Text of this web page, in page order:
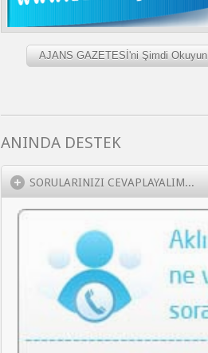
AJANS GAZETESİ'ni Şimdi Okuyun
ANINDA DESTEK
SORULARINIZI CEVAPLAYALIM...